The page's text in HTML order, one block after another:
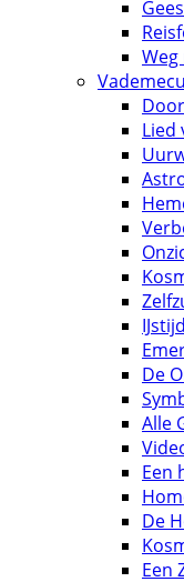
Lied
IJstijd
De
Alle
Een
De
Een